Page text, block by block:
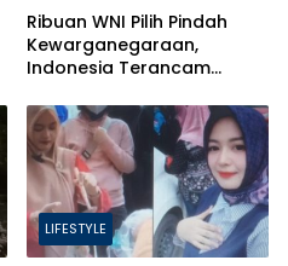
Ribuan WNI Pilih Pindah
Kewarganegaraan,
Indonesia Terancam
LIFESTYLE